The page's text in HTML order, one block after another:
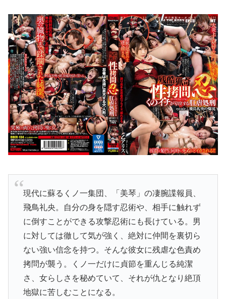
現代に蘇るくノ一集団、「美琴」の凄腕諜報員、
飛鳥礼央。自分の身を隠す忍術や、相手に触れず
に倒すことができる攻撃忍術にも長けている。男
に対しては徹して気が強く、絶対に仲間を裏切ら
ない強い信念を持つ。そんな彼女に残虐な色責め
拷問が襲う。くノ一だけに貞節を重んじる純潔
さ、女らしさを秘めていて、それが仇となり絶頂
地獄に苦しむことになる。